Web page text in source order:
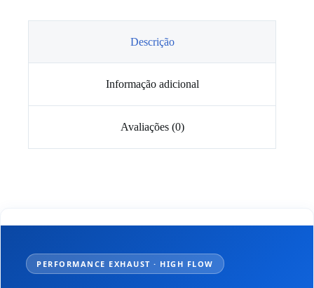
Descrição
Informação adicional
Avaliações (0)
PERFORMANCE EXHAUST · HIGH FLOW